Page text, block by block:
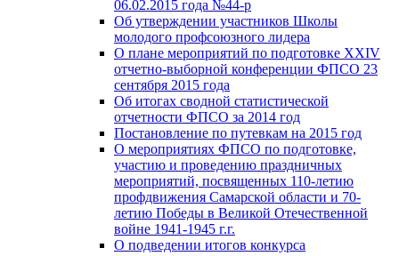
06.02.2015 года №44-р
Об утверждении участников Школы
молодого профсоюзного лидера
О плане мероприятий по подготовке XXIV
отчетно-выборной конференции ФПСО 23
сентября 2015 года
Об итогах сводной статистической
отчетности ФПСО за 2014 год
Постановление по путевкам на 2015 год
О мероприятиях ФПСО по подготовке,
участию и проведению праздничных
мероприятий, посвященных 110-летию
профдвижения Самарской области и 70-
летию Победы в Великой Отечественной
войне 1941-1945 г.г.
О подведении итогов конкурса